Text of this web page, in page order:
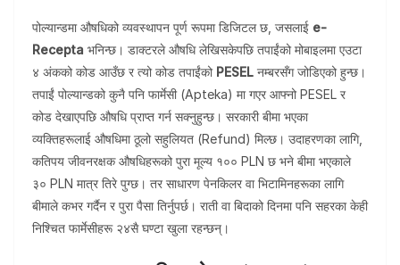
पोल्यान्डमा औषधिको व्यवस्थापन पूर्ण रूपमा डिजिटल छ, जसलाई e-
Recepta भनिन्छ। डाक्टरले औषधि लेखिसकेपछि तपाईंको मोबाइलमा एउटा
४ अंकको कोड आउँछ र त्यो कोड तपाईंको PESEL नम्बरसँग जोडिएको हुन्छ।
तपाईं पोल्यान्डको कुनै पनि फार्मेसी (Apteka) मा गएर आफ्नो PESEL र
कोड देखाएपछि औषधि प्राप्त गर्न सक्नुहुन्छ। सरकारी बीमा भएका
व्यक्तिहरूलाई औषधिमा ठूलो सहुलियत (Refund) मिल्छ। उदाहरणका लागि,
कतिपय जीवनरक्षक औषधिहरूको पुरा मूल्य १०० PLN छ भने बीमा भएकाले
३० PLN मात्र तिरे पुग्छ। तर साधारण पेनकिलर वा भिटामिनहरूका लागि
बीमाले कभर गर्दैन र पुरा पैसा तिर्नुपर्छ। राती वा बिदाको दिनमा पनि सहरका केही
निश्चित फार्मेसीहरू २४सै घण्टा खुला रहन्छन्।